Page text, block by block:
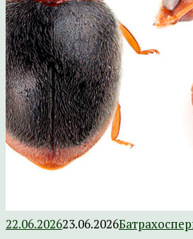
22.06.202623.06.2026